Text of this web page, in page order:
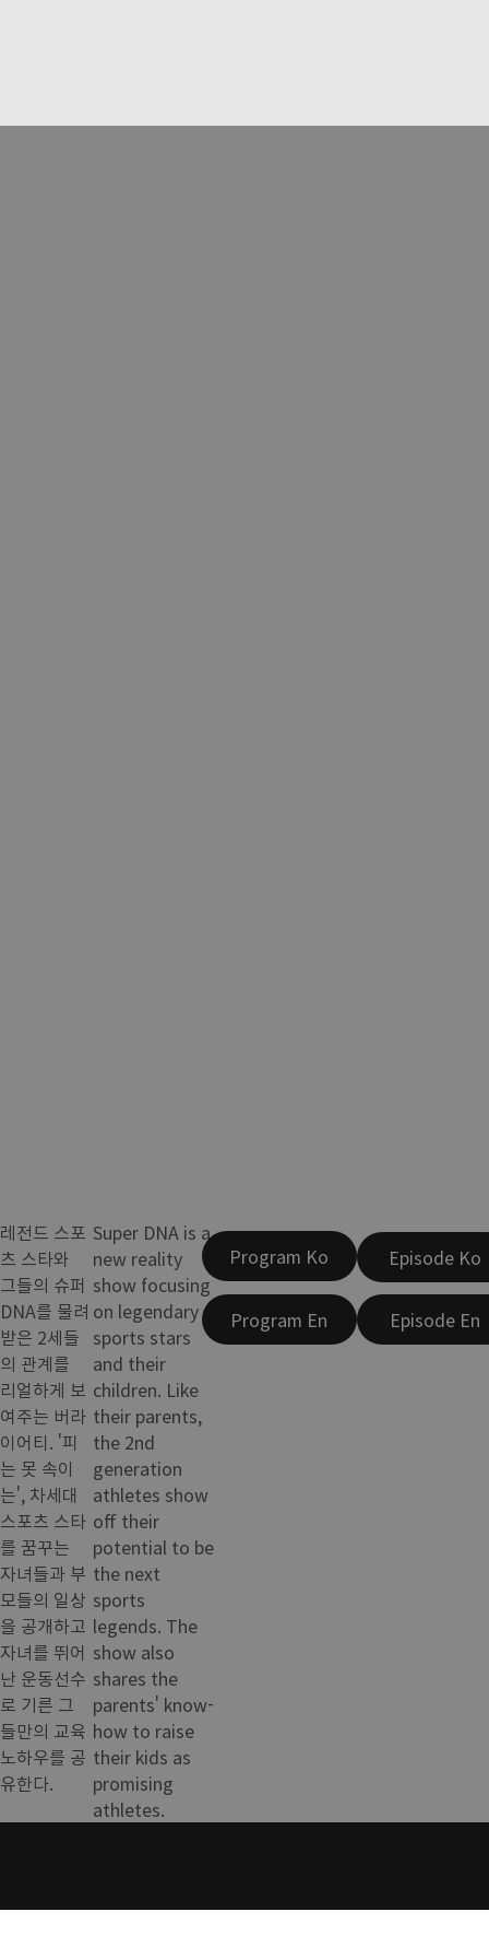
레전드 스포
츠 스타와
그들의 슈퍼
DNA를 물려
받은 2세들
의 관계를
리얼하게 보
여주는 버라
이어티. '피
는 못 속이
는', 차세대
스포츠 스타
를 꿈꾸는
자녀들과 부
모들의 일상
을 공개하고
자녀를 뛰어
난 운동선수
로 기른 그
들만의 교육
노하우를 공
유한다.
Super DNA is a
new reality
show focusing
on legendary
sports stars
and their
children. Like
their parents,
the 2nd
generation
athletes show
off their
potential to be
the next
sports
legends. The
show also
shares the
parents' know-
how to raise
their kids as
promising
athletes.
Program Ko
Program En
Episode Ko
Episode En